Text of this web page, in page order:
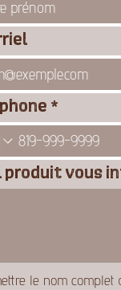
*
produit vous
le nom complet